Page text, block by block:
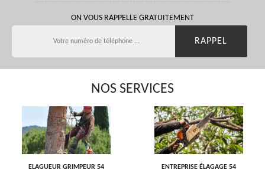
ON VOUS RAPPELLE GRATUITEMENT
NOS SERVICES
ELAGUEUR GRIMPEUR 54 ENTREPRISE ÉLAGAGE 54